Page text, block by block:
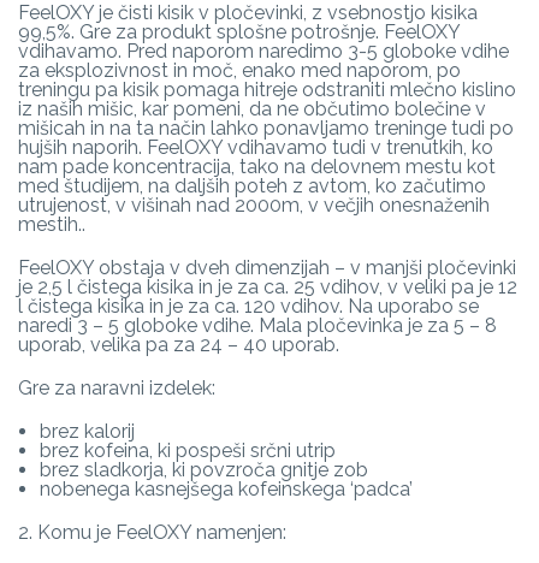
FeelOXY je čisti kisik v pločevinki, z vsebnostjo kisika
99,5%. Gre za produkt splošne potrošnje. FeelOXY
vdihavamo. Pred naporom naredimo 3-5 globoke vdihe
za eksplozivnost in moč, enako med naporom, po
treningu pa kisik pomaga hitreje odstraniti mlečno kislino
iz naših mišic, kar pomeni, da ne občutimo bolečine v
mišicah in na ta način lahko ponavljamo treninge tudi po
hujših naporih. FeelOXY vdihavamo tudi v trenutkih, ko
nam pade koncentracija, tako na delovnem mestu kot
med študijem, na daljših poteh z avtom, ko začutimo
utrujenost, v višinah nad 2000m, v večjih onesnaženih
mestih..
FeelOXY obstaja v dveh dimenzijah – v manjši pločevinki
je 2,5 l čistega kisika in je za ca. 25 vdihov, v veliki pa je 12
l čistega kisika in je za ca. 120 vdihov. Na uporabo se
naredi 3 – 5 globoke vdihe. Mala pločevinka je za 5 – 8
uporab, velika pa za 24 – 40 uporab.
Gre za naravni izdelek:
brez kalorij
brez kofeina, ki pospeši srčni utrip
brez sladkorja, ki povzroča gnitje zob
nobenega kasnejšega kofeinskega ‘padca’
2. Komu je FeelOXY namenjen: